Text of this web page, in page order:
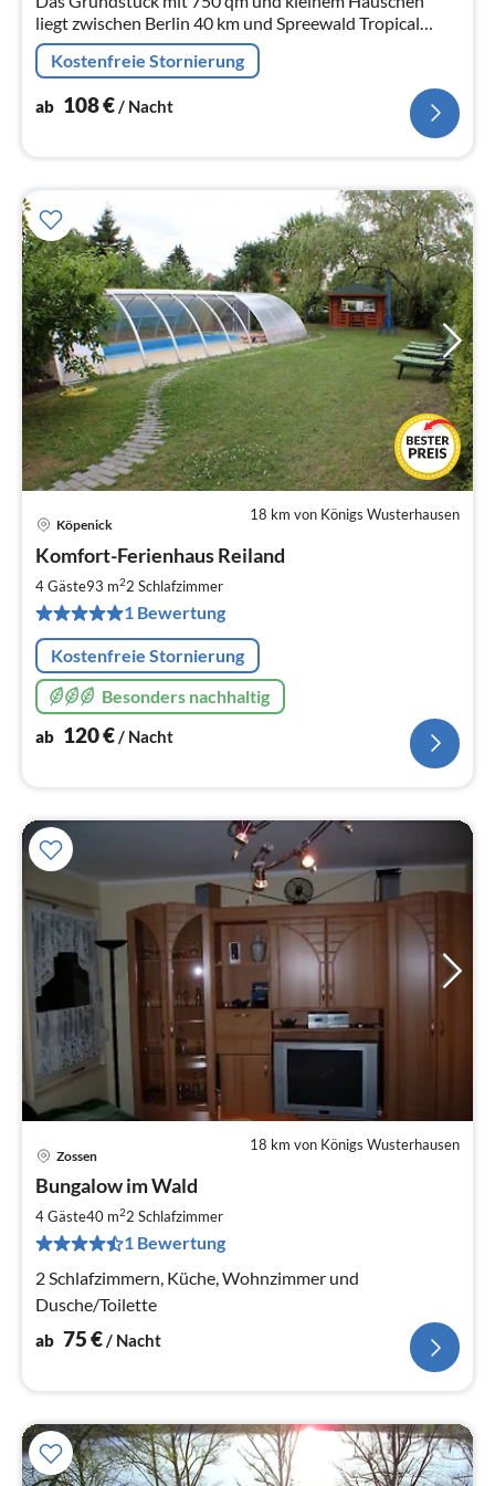
liegt zwischen Berlin 40 km und Spreewald Tropical
Island 30 km, auf einer kleinen befahrbaren Insel bei
Teupitz Groß- Köris.
Kostenfreie Stornierung
ab 108€ / Nacht
18 km von Königs Wusterhausen
Köpenick
Komfort-Ferienhaus Reiland
4 Gäste93 m22 Schlafzimmer
1 Bewertung
Kostenfreie Stornierung
Besonders nachhaltig
ab 120€/ Nacht
18 km von Königs Wusterhausen
Zossen
Bungalow im Wald
4 Gäste40 m22 Schlafzimmer
1 Bewertung
2 Schlafzimmern, Küche, Wohnzimmer und
Dusche/Toilette
ab 75€/ Nacht